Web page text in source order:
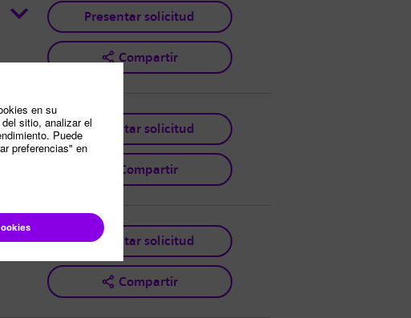
Presentar solicitud
Compartir
Presentar solicitud
Compartir
Presentar solicitud
Compartir